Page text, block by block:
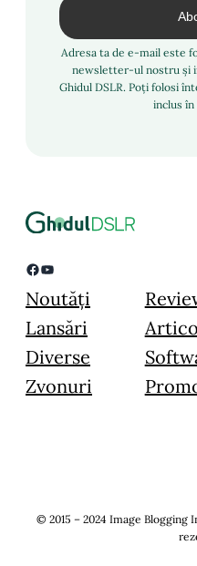
Adresa ta de e-mail este
newsletter-ul nostru și
Ghidul DSLR. Poți folosi
inclus
Facebook YouTube
Noutăți
Lansări
Diverse
Zvonuri
© 2015 – 2024 Image Blogging